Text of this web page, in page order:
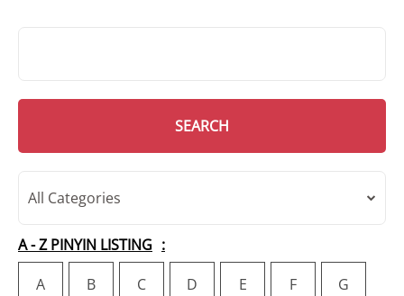
SEARCH
All Categories
A - Z PINYIN LISTING
A
B C D E F G